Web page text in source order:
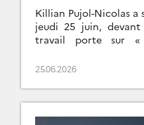
Killian Pujol-Nicolas a
jeudi 25 juin,
travail porte sur «
25.06.2026